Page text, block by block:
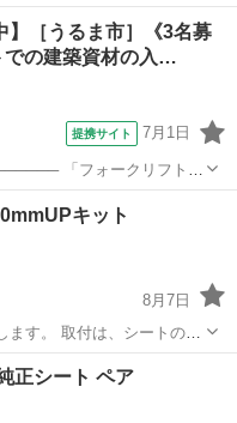
セッ
、インテリア
】［うるま市］《3名募
での建築資材の入…
提携サイト 7月1日
「フォークリフトの
ンクがあって自信がな
の資格をお持ちであれば
キット
8月7日
ートの前
んで付属のボルトで固定す
助手席
正シート ペア